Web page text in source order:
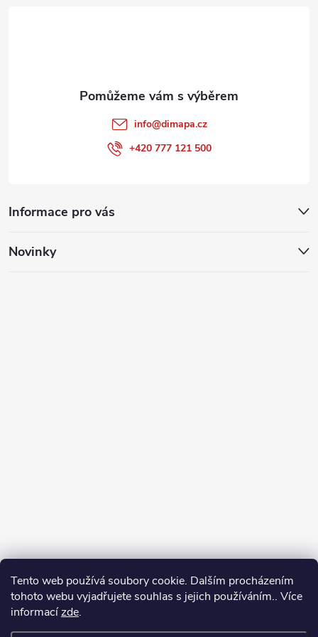
Tento web používá soubory cookie. Dalším procházením
tohoto webu vyjadřujete souhlas s jejich používáním.. Více
informacízde.
Informace pro vás
Novinky
info@dimapa.cz
+420 777 121 500